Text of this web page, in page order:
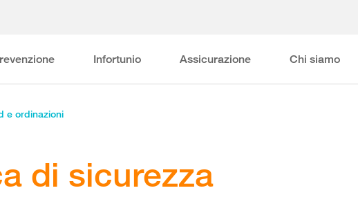
Infortunio Assicurazione Chi siamo
e ordinazioni
di sicurezza